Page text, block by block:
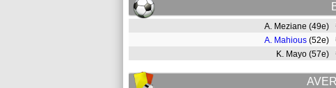
A. Meziane (49e)
A. Mahious (52e)
K. Mayo (57e)